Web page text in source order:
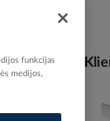
funkcijas
medijos,